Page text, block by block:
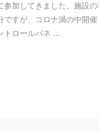
参加してきました。施設
ですが、コロナ渦の中開
トロールパネ ...